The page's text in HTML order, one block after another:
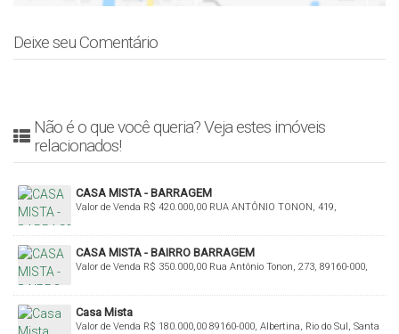
Deixe seu Comentário
Não é o que você queria? Veja estes imóveis
relacionados!
CASA MISTA - BARRAGEM
R$ 420.000,00
Valor de Venda
RUA ANTÔNIO TONON, 419,
CASA MISTA - BAIRRO BARRAGEM
R$ 350.000,00
Valor de Venda
Rua Antônio Tonon, 273, 89160-000,
Casa Mista
R$ 180.000,00
Valor de Venda
89160-000, Albertina, Rio do Sul, Santa